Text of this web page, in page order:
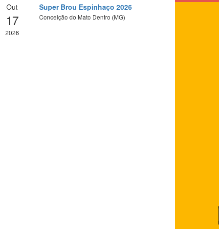
Out
17
2026
Super Brou Espinhaço 2026
Conceição do Mato Dentro (MG)